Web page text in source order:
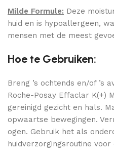
Milde Formule: Deze
huid en is hypoallergeen,
mensen met de meest
Hoe te Gebruiken:
Breng ’s ochtends en/of ’s
Roche-Posay Effaclar K(+)
gereinigd gezicht en hals.
opwaartse bewegingen.
ogen. Gebruik het als
huidverzorgingsroutine